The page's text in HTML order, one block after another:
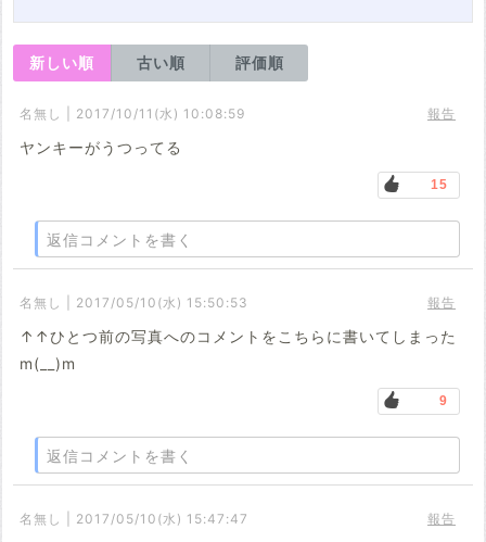
新しい順 古い順 評価順
名無し | 2017/10/11(水) 10:08:59 報告
ヤンキーがうつってる
15
返信コメントを書く
名無し | 2017/05/10(水) 15:50:53 報告
↑↑ひとつ前の写真へのコメントをこちらに書いてしまった
m(__)m
9
返信コメントを書く
名無し | 2017/05/10(水) 15:47:47 報告